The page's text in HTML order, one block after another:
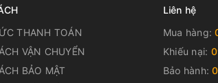
THANH TOÁN
VẬN CHUYỂN
BẢO MẬT
Liên hệ
Mua hàng:
Khiếu nại:
Bảo hành: